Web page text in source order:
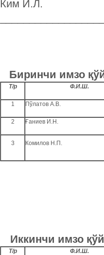
Ким
Биринчи имзо
Т/р Ф.И.Ш.
1 Пўлатов А.В.
2 Ғаниев И.Н.
3 Комилов Н.П.
Иккинчи имзо
Т/р Ф.И.Ш.